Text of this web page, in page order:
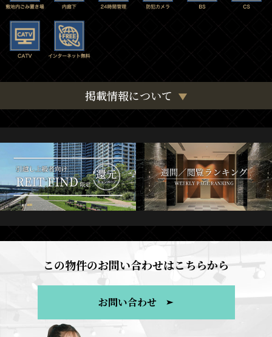
掲載情報について
この物件のお問い合わせはこちらから
お問い合わせ